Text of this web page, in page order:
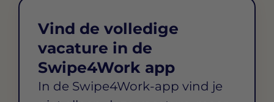
Vind de volledige
vacature in de
Swipe4Work app
In de Swipe4Work-app vind je